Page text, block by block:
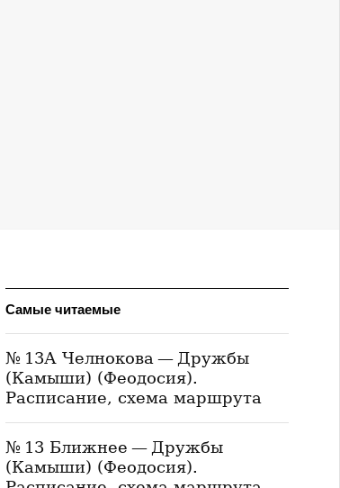
Самые читаемые
№ 13А Челнокова — Дружбы
(Камыши) (Феодосия).
Расписание, схема маршрута
№ 13 Ближнее — Дружбы
(Камыши) (Феодосия).